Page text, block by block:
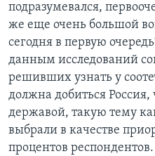
подразумевался,
же еще очень большой
сегодня в первую
данным исследований
решивших узнать у
должна добиться Россия,
державой, такую тему
выбрали в качестве
процентов респондентов.